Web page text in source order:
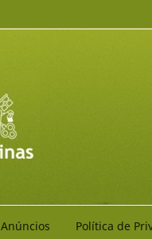
Anúncios Política de